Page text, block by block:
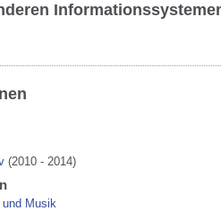
(2010 - 2014)
und Musik